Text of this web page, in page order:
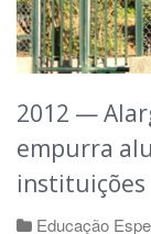
2012 —
empurra
instituições
Educação